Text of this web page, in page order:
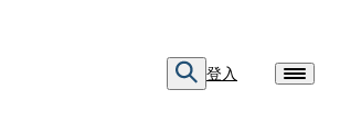
登入